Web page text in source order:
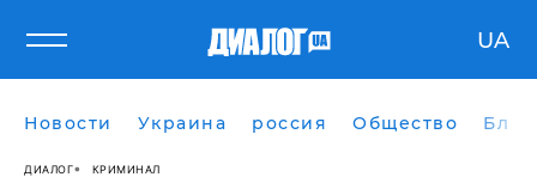
UA
Новости Украина россия Общество
ДИАЛОГ КРИМИНАЛ